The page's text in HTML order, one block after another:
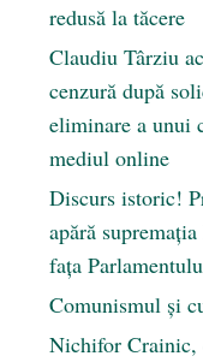
redusă la tăcere
Claudiu Târziu
cenzură după
eliminare a unui
mediul online
Discurs istoric!
apără
fața
Comunismul şi
Nichifor Crainic,